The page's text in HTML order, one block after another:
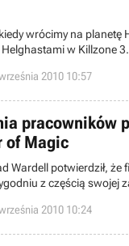
wrócimy na planetę
w Killzone
zostanie wydana
czyli2010 10:57
pracowników
of Magic
Wardell potwierdził, że
z częścią swojej
na kiepskie wyniki gry
kilka dni temu i do
2010 10:24